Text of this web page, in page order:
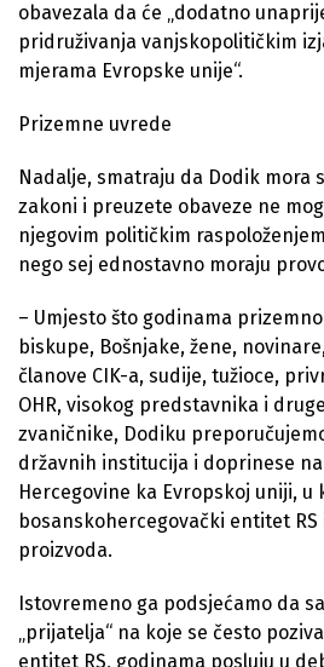
obavezala da će „dodatno
pridruživanja vanjskopolitičkim
mjerama Evropske unije“.
Prizemne uvrede
Nadalje, smatraju da Dodik mora
zakoni i preuzete obaveze ne
njegovim političkim
nego sej ednostavno moraju
– Umjesto što godinama
biskupe, Bošnjake, žene,
članove CIK-a, sudije, tužioce,
OHR, visokog predstavnika i
zvaničnike, Dodiku
državnih institucija i doprinese
Hercegovine ka Evropskoj uniji, u
bosanskohercegovački entitet
proizvoda.
Istovremeno ga podsjećamo da
„prijatelja“ na koje se često
entitet RS, godinama posluju u